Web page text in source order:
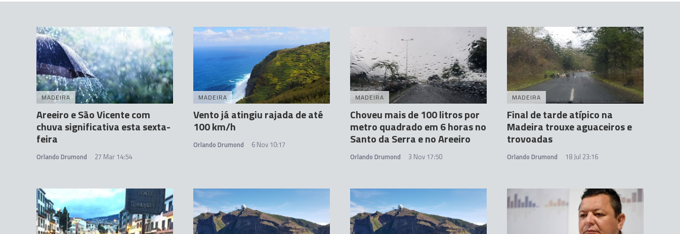
MADEIRA
Areeiro e São Vicente com
chuva significativa esta sexta-
feira
Orlando Drumond 27 Mar 14:54
MADEIRA
Vento já atingiu rajada de até
100 km/h
Orlando Drumond 6 Nov 10:17
MADEIRA
Choveu mais de 100 litros por
metro quadrado em 6 horas no
Santo da Serra e no Areeiro
Orlando Drumond 3 Nov 17:50
MADEIRA
Final de tarde atípico na
Madeira trouxe aguaceiros e
trovoadas
Orlando Drumond 18 Jul 23:16